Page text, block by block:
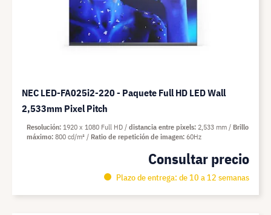
NEC LED-FA025i2-220 - Paquete Full HD LED Wall
2,533mm Pixel Pitch
Consultar precio
Plazo de entrega: de 10 a 12 semanas
Resolución 1920 x 1080 Full HD distancia entre pixels 2,533 mm
Brillo
máximo 800 cd/m² Ratio de repetición de imagen 60Hz